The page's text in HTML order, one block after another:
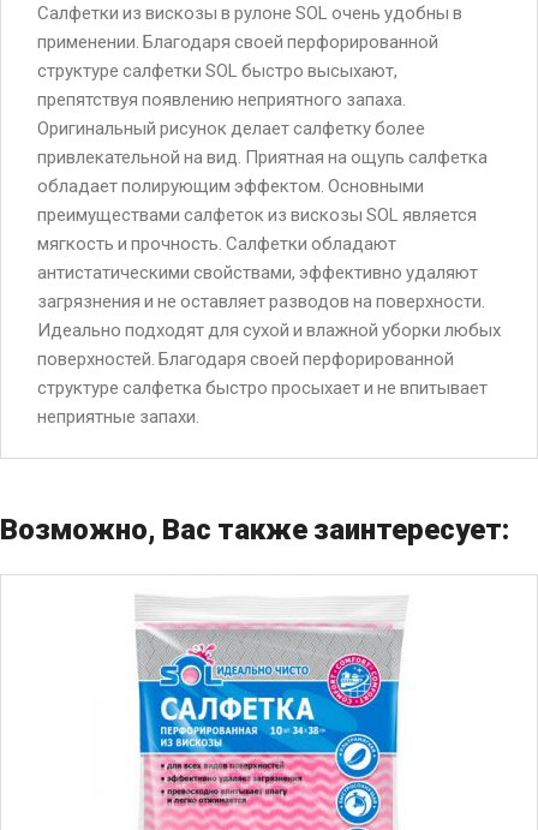
Салфетки из вискозы в рулоне SOL очень удобны в
применении. Благодаря своей перфорированной
структуре салфетки SOL быстро высыхают,
препятствуя появлению неприятного запаха.
Оригинальный рисунок делает салфетку более
привлекательной на вид. Приятная на ощупь салфетка
обладает полирующим эффектом. Основными
преимуществами салфеток из вискозы SOL является
мягкость и прочность. Салфетки обладают
антистатическими свойствами, эффективно удаляют
загрязнения и не оставляет разводов на поверхности.
Идеально подходят для сухой и влажной уборки любых
поверхностей. Благодаря своей перфорированной
структуре салфетка быстро просыхает и не впитывает
неприятные запахи.
Возможно, Вас также заинтересует: